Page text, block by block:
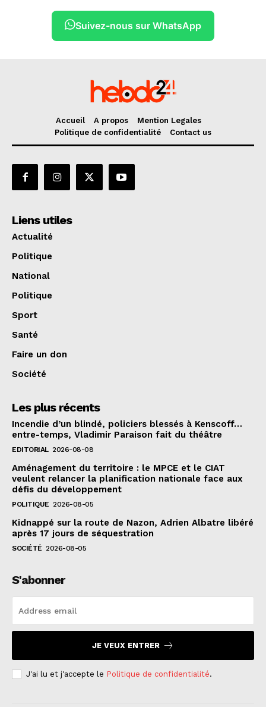
Suivez-nous sur WhatsApp
Accueil A propos
Mention Legales
Politique de confidentialité
Contact us
Liens utiles
Actualité
Politique
National
Politique
Sport
Santé
Faire un don
Société
Les plus récents
Incendie d’un blindé, policiers blessés à Kenscoff…
entre-temps, Vladimir Paraison fait du théâtre
EDITORIAL 2026-08-08
Aménagement du territoire : le MPCE et le CIAT
veulent relancer la planification nationale face aux
défis du développement
POLITIQUE 2026-08-05
Kidnappé sur la route de Nazon, Adrien Albatre libéré
après 17 jours de séquestration
SOCIÉTÉ 2026-08-05
S'abonner
JE VEUX ENTRER
J'ai lu et j'accepte le Politique de confidentialité.